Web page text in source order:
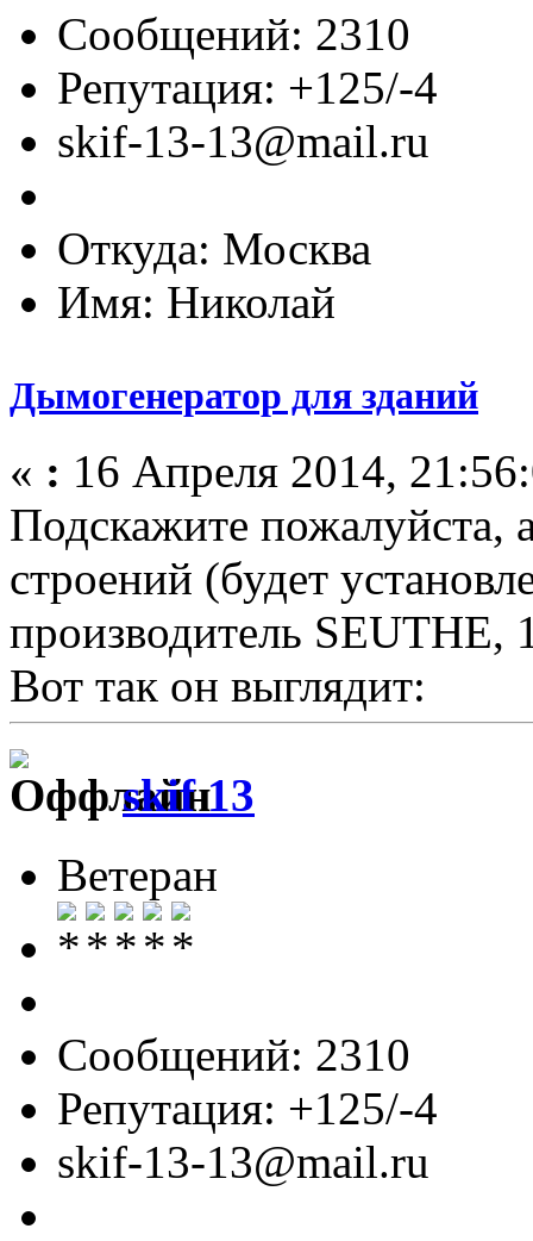
Сообщений: 2310
Репутация: +125/-4
skif-13-13@mail.ru
Откуда: Москва
Имя: Николай
Дымогенератор для зданий
« : 16 Апреля 2014,
Подскажите пожалуйста,
строений (будет
производитель SEUTHE,
Вот так он выглядит:
skif 13
Ветеран
Сообщений: 2310
Репутация: +125/-4
skif-13-13@mail.ru